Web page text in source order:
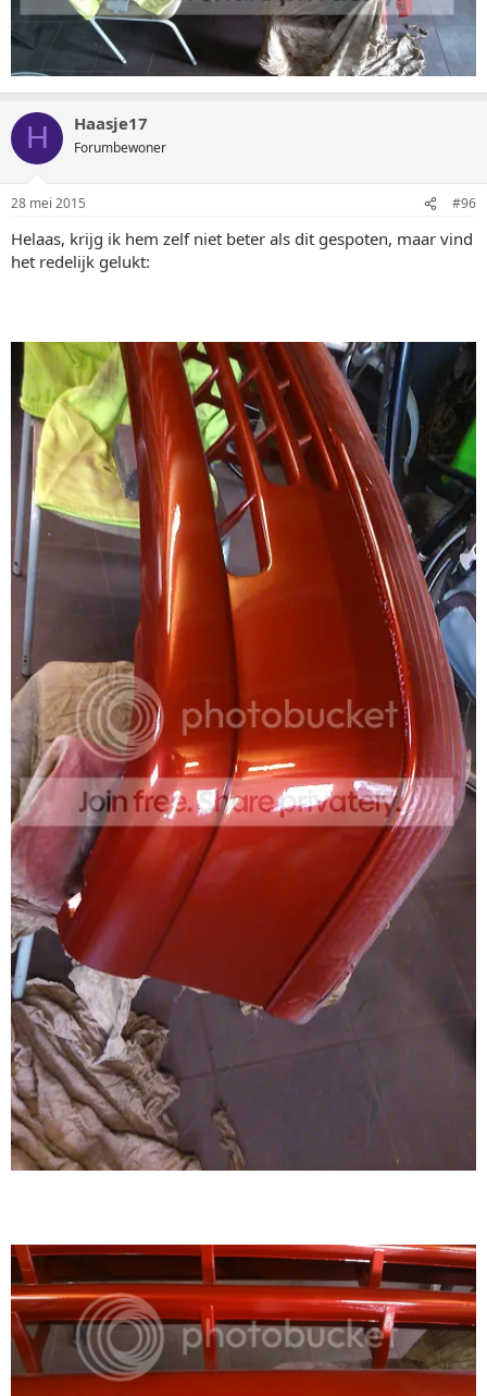
H Haasje17
Forumbewoner
28 mei 2015 #96
Helaas, krijg ik hem zelf niet beter als dit gespoten, maar vind
het redelijk gelukt: